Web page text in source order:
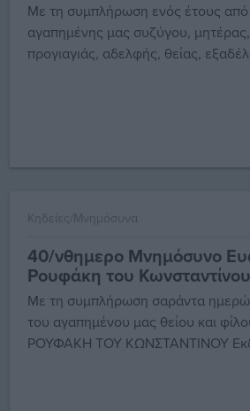
Με τη συμπλήρωση ενός έτους από
αγαπημένης μας συζύγου, μητέρας,
προγιαγιάς, αδελφής, θείας,
Κηδείες/Μνημόσυνα
40/νθημερο Μνημόσυνο
Ρουφάκη του Κωνσταντίνου
Με τη συμπλήρωση σαράντα
του αγαπημένου μας θείου και
ΡΟΥΦΑΚΗ ΤΟΥ ΚΩΝΣΤΑΝΤΙΝΟΥ